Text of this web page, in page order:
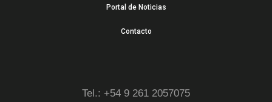
Portal de Noticias
Contacto
Tel.: +54 9 261 2057075